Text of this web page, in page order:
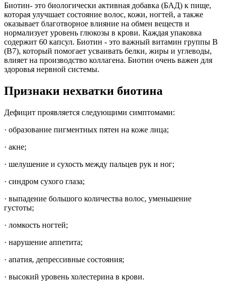
Биотин- это биологически активная добавка (БАД) к пище,
которая улучшает состояние волос, кожи, ногтей, а также
оказывает благотворное влияние на обмен веществ и
нормализует уровень глюкозы в крови. Каждая упаковка
содержит 60 капсул. Биотин - это важный витамин группы В
(В7), который помогает усваивать белки, жиры и углеводы,
влияет на производство коллагена. Биотин очень важен для
здоровья нервной системы.
Признаки нехватки биотина
Дефицит проявляется следующими симптомами:
· образование пигментных пятен на коже лица;
· акне;
· шелушение и сухость между пальцев рук и ног;
· синдром сухого глаза;
· выпадение большого количества волос, уменьшение
густоты;
· ломкость ногтей;
· нарушение аппетита;
· апатия, депрессивные состояния;
· высокий уровень холестерина в крови.